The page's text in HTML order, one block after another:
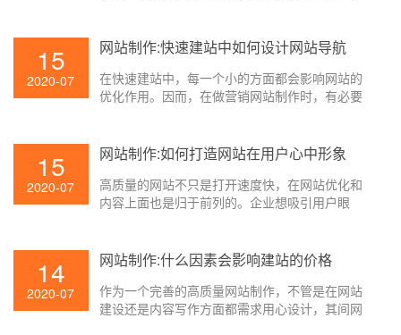
15
2020-07
网站制作:快速建站中如何设计网站导航
在快速建站中，每一个小的方面都会影响网站的
优化作用。因而，在做营销网站制作时，有必要
节，即网站导航的设计。
15
2020-07
网站制作:如何打造网站在用户心中形象
高质量的网站不只是打开速度快，在网站优化和
内容上面也是归于前列的。企业想吸引用户眼
要了。那网站制作怎么打造用户心里的形象呢？
14
2020-07
网站制作:什么因素会影响建站的价格
作为一个完善的高质量网站制作，不管是在网站
建设还是内容写作方面都需求用心设计，其间网